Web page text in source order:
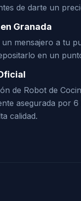
de darte un
Granada
un mensajero a tu
en un
de Robot de
asegurada por 6
calidad.